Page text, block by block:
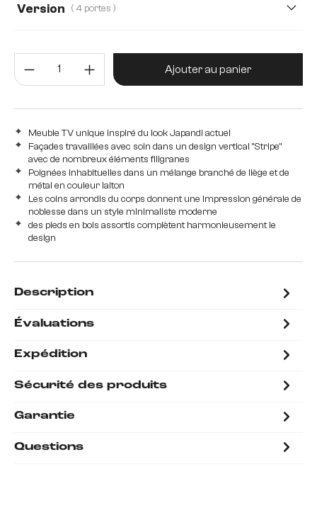
Version ( 4 portes )
Quantité de produit : Entrez la
Ajouter au panier
Meuble TV unique inspiré du look Japandi actuel
Façades travaillées avec soin dans un design vertical "Stripe"
avec de nombreux éléments filigranes
Poignées inhabituelles dans un mélange branché de liège et de
métal en couleur laiton
Les coins arrondis du corps donnent une impression générale de
noblesse dans un style minimaliste moderne
des pieds en bois assortis complètent harmonieusement le
design
Description
Évaluations
Expédition
Sécurité des produits
Garantie
Questions